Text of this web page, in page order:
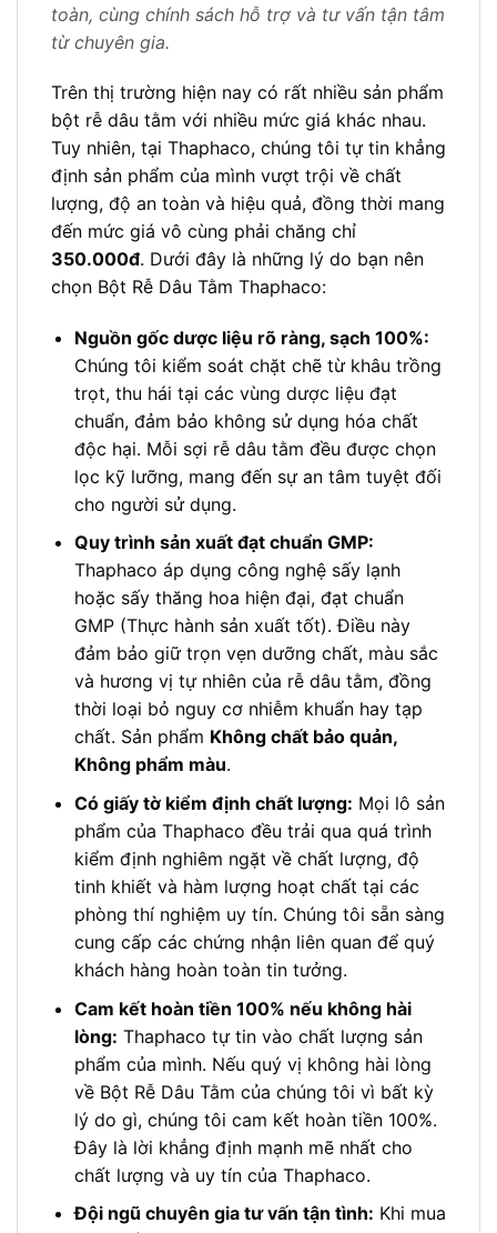
toàn, cùng chính sách hỗ trợ và tư vấn tận tâm
từ chuyên gia.
Trên thị trường hiện nay có rất nhiều sản phẩm
bột rễ dâu tằm với nhiều mức giá khác nhau.
Tuy nhiên, tại Thaphaco, chúng tôi tự tin khẳng
định sản phẩm của mình vượt trội về chất
lượng, độ an toàn và hiệu quả, đồng thời mang
đến mức giá vô cùng phải chăng chỉ
350.000đ. Dưới đây là những lý do bạn nên
chọn Bột Rễ Dâu Tằm Thaphaco:
Nguồn gốc dược liệu rõ ràng, sạch 100%:
Chúng tôi kiểm soát chặt chẽ từ khâu trồng
trọt, thu hái tại các vùng dược liệu đạt
chuẩn, đảm bảo không sử dụng hóa chất
độc hại. Mỗi sợi rễ dâu tằm đều được chọn
lọc kỹ lưỡng, mang đến sự an tâm tuyệt đối
cho người sử dụng.
Quy trình sản xuất đạt chuẩn GMP:
Thaphaco áp dụng công nghệ sấy lạnh
hoặc sấy thăng hoa hiện đại, đạt chuẩn
GMP (Thực hành sản xuất tốt). Điều này
đảm bảo giữ trọn vẹn dưỡng chất, màu sắc
và hương vị tự nhiên của rễ dâu tằm, đồng
thời loại bỏ nguy cơ nhiễm khuẩn hay tạp
chất. Sản phẩm Không chất bảo quản,
Không phẩm màu.
Có giấy tờ kiểm định chất lượng: Mọi lô sản
phẩm của Thaphaco đều trải qua quá trình
kiểm định nghiêm ngặt về chất lượng, độ
tinh khiết và hàm lượng hoạt chất tại các
phòng thí nghiệm uy tín. Chúng tôi sẵn sàng
cung cấp các chứng nhận liên quan để quý
khách hàng hoàn toàn tin tưởng.
Cam kết hoàn tiền 100% nếu không hài
lòng: Thaphaco tự tin vào chất lượng sản
phẩm của mình. Nếu quý vị không hài lòng
về Bột Rễ Dâu Tằm của chúng tôi vì bất kỳ
lý do gì, chúng tôi cam kết hoàn tiền 100%.
Đây là lời khẳng định mạnh mẽ nhất cho
chất lượng và uy tín của Thaphaco.
Đội ngũ chuyên gia tư vấn tận tình: Khi mua